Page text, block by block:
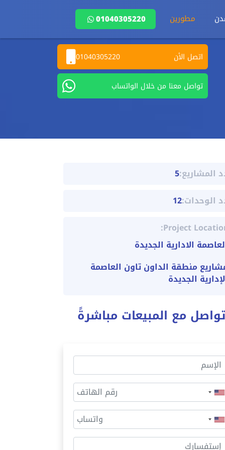
مطورين 01040305220
اتصل الأن 01040305220
تواصل معنا من خلال الواتساب
المشاريع:5
الوحدات:12
Project
الادارية الجديدة
منطقة الداون تاون العاصمة
الجديدة
تواصل مع المبيعات مباشرةً